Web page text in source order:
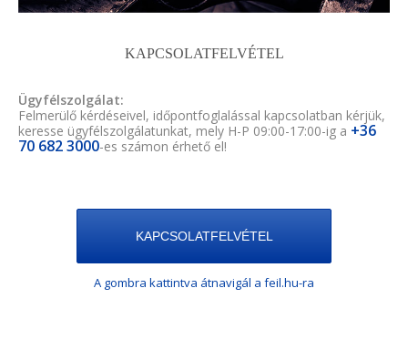
KAPCSOLATFELVÉTEL
Ügyfélszolgálat:
Felmerülő kérdéseivel, időpontfoglalással kapcsolatban kérjük,
keresse ügyfélszolgálatunkat, mely H-P 09:00-17:00-ig a +36
70 682 3000-es számon érhető el!
KAPCSOLATFELVÉTEL
A gombra kattintva átnavigál a feil.hu-ra